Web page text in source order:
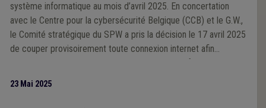
système informatique au mois d’avril 2025. En concertation
avec le Centre pour la cybersécurité Belgique (CCB) et le G.W.,
le Comité stratégique du SPW a pris la décision le 17 avril 2025
de couper provisoirement toute connexion internet afin
23 Mai 2025